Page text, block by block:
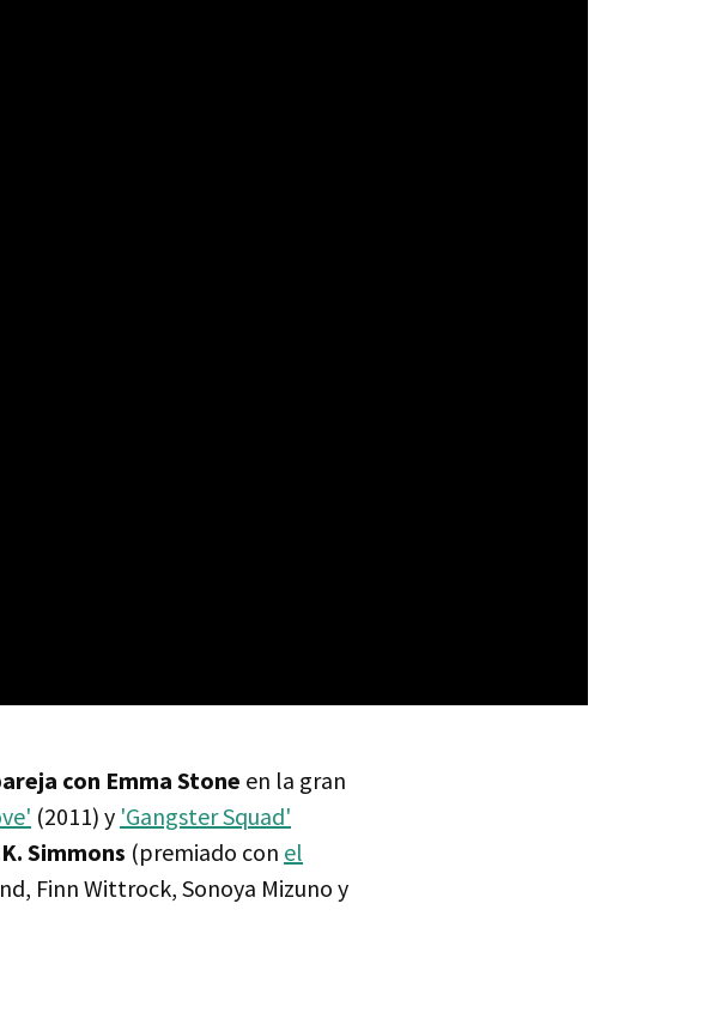
con Emma Stone en la gran
(2011) y 'Gangster Squad'
Simmons (premiado con el
Finn Wittrock, Sonoya Mizuno y